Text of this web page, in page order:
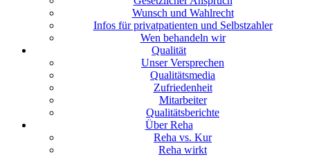
Wunsch und Wahlrecht
Infos für privatpatienten und Selbstzahler
Wen behandeln wir
Qualität
Unser Versprechen
Qualitätsmedia
Zufriedenheit
Mitarbeiter
Qualitätsberichte
Über Reha
Reha vs. Kur
Reha wirkt